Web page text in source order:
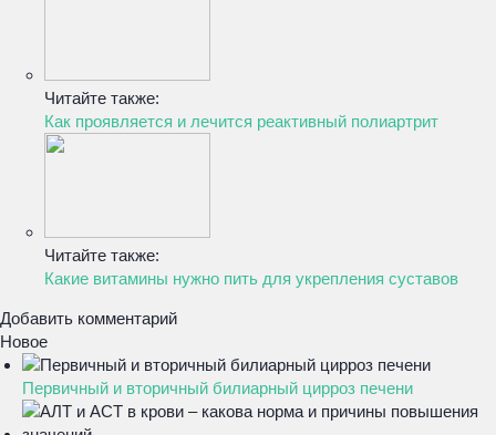
Читайте также:
Как проявляется и лечится реактивный полиартрит
Читайте также:
Какие витамины нужно пить для укрепления суставов
Добавить комментарий
Новое
Первичный и вторичный билиарный цирроз печени